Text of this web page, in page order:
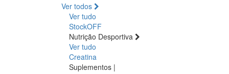
Ver todos
Ver tudo
StockOFF
Nutrição Desportiva
Ver tudo
Creatina
Suplementos |